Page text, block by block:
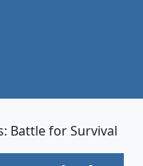
Battle for Survival